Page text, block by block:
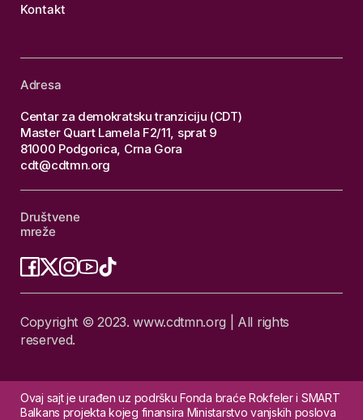
Kontakt
Adresa
Centar za demokratsku tranziciju (CDT)
Master Quart Lamela F2/11, sprat 9
81000 Podgorica, Crna Gora
cdt@cdtmn.org
Društvene
mreže
Copyright © 2023. www.cdtmn.org | All rights
reserved.
Ovaj sajt je urađen uz podršku Fonda braće Rokfeler i SMART
Balkans projekta kojeg finansira Ministarstvo vanjskih poslova